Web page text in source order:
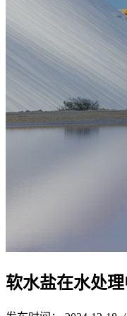
软水盐在水处